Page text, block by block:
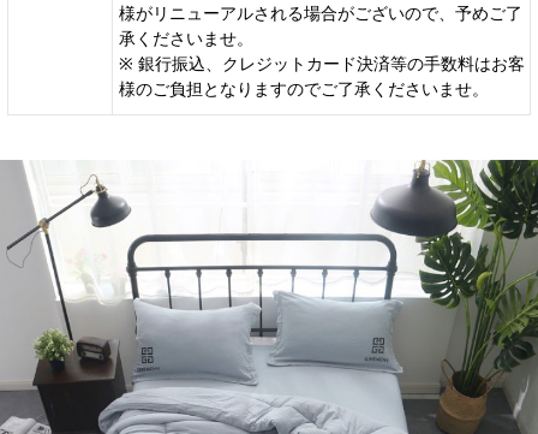
様がリニューアルされる場合がございので、予めご了
承くださいませ。
※ 銀行振込、クレジットカード決済等の手数料はお客
様のご負担となりますのでご了承くださいませ。